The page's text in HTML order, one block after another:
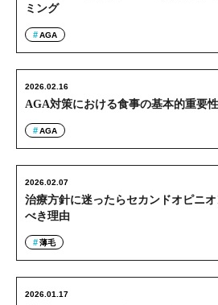
ミング
AGA
AGA対策における食事の基本的重要性
2026.02.16
AGA
治療方針に迷ったらセカンドオピニ
べき理由
2026.02.07
薄毛
2026.01.17